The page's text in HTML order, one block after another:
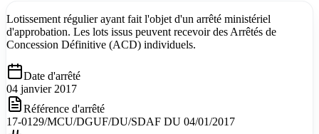
Lotissement régulier ayant fait l'objet d'un arrêté ministériel
d'approbation. Les lots issus peuvent recevoir des Arrêtés de
Concession Définitive (ACD) individuels.
Date d'arrêté
04 janvier 2017
Référence d'arrêté
17-0129/MCU/DGUF/DU/SDAF DU 04/01/2017